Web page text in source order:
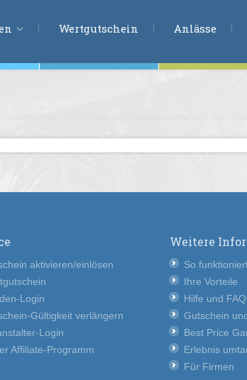
Wertgutschein Anlässe
aktivieren/einlösen
Login
Gültigkeit verlängern
Login
Affiliate-Programm
Weitere
So
Ihre Vorteile
Hilfe und FAQ
Gutschein
Best Price
Erlebnis
Für Firmen